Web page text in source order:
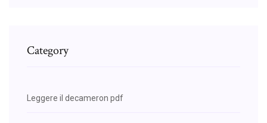
Category
Leggere il decameron pdf